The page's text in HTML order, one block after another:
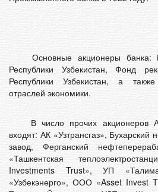
Основные акционеры банка:
Республики Узбекистан, Фонд
Республики Узбекистан, а
отраслей экономики.
В число прочих акционеров
входят: АК «Узтрансгаз»,
завод, Ферганский
«Ташкентская
Investments Trust», УП
«Узбекэнерго», ООО «Asset Invest